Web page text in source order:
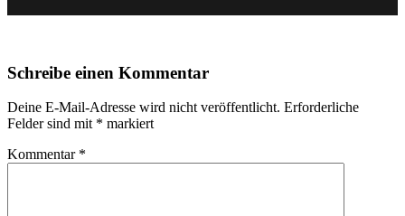
Schreibe einen Kommentar
Deine E-Mail-Adresse wird nicht veröffentlicht. Erforderliche
Felder sind mit * markiert
Kommentar *